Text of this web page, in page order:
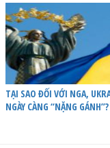
TẠI SAO ĐỐI VỚI NGA,
NGÀY CÀNG “NẶNG GÁNH”?